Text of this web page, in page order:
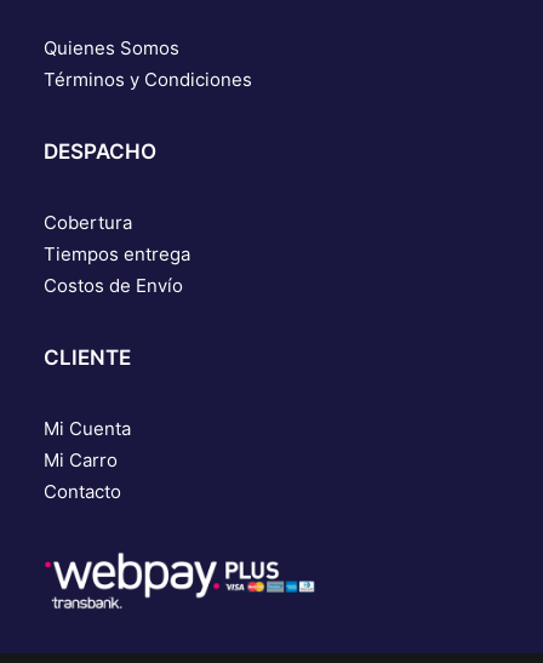
Quienes Somos
Términos y Condiciones
DESPACHO
Cobertura
Tiempos entrega
Costos de Envío
CLIENTE
Mi Cuenta
Mi Carro
Contacto